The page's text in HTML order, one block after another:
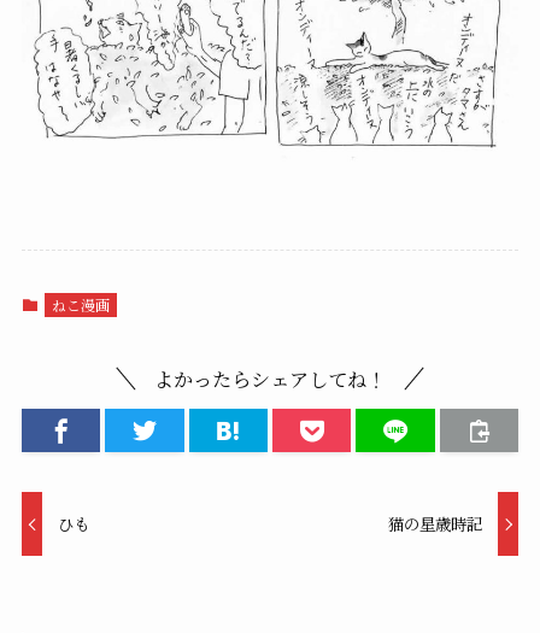
ねこ漫画
よかったらシェアしてね！
ひも 猫の星歳時記